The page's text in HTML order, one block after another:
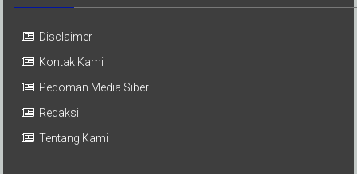
Disclaimer
Kontak Kami
Pedoman Media Siber
Redaksi
Tentang Kami